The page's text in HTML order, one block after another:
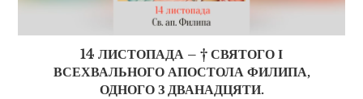
14 ЛИСТОПАДА – † СВЯТОГО І
ВСЕХВАЛЬНОГО АПОСТОЛА ФИЛИПА,
ОДНОГО З ДВАНАДЦЯТИ.